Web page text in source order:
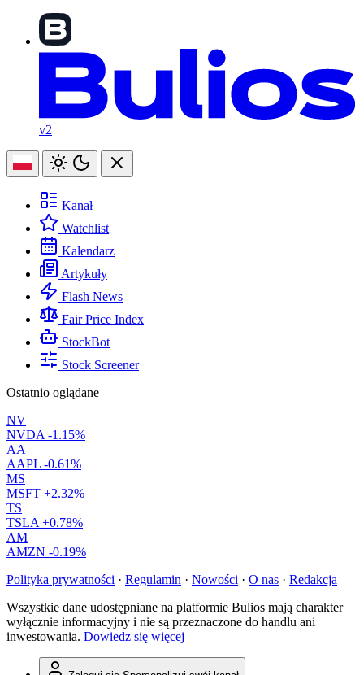
v2
Kanał
Watchlist
Kalendarz
Artykuły
Flash News
Fair Price Index
StockBot
Stock Screener
Ostatnio oglądane
NV
NVDA -1.15%
AA
AAPL -0.61%
MS
MSFT +2.32%
TS
TSLA +0.78%
AM
AMZN -0.19%
Polityka prywatności · Regulamin · Nowości · O nas · Redakcja
Wszystkie dane udostępniane na platformie Bulios mają charakter
wyłącznie informacyjny i nie są przeznaczone do handlu ani
inwestowania. Dowiedz się więcej